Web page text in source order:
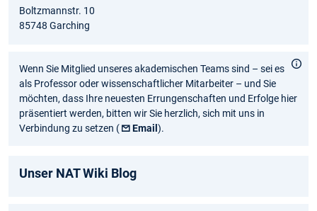
Boltzmannstr. 10
85748 Garching
Wenn Sie Mitglied unseres akademischen Teams sind – sei es
als Professor oder wissenschaftlicher Mitarbeiter – und Sie
möchten, dass Ihre neuesten Errungenschaften und Erfolge hier
präsentiert werden, bitten wir Sie herzlich, sich mit uns in
Verbindung zu setzen (
Email).
Unser NAT Wiki Blog